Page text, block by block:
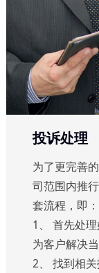
投诉处理
为了更完善
司范围内推
套流程，即：
1、 首先处
为客户解决
2、 找到相